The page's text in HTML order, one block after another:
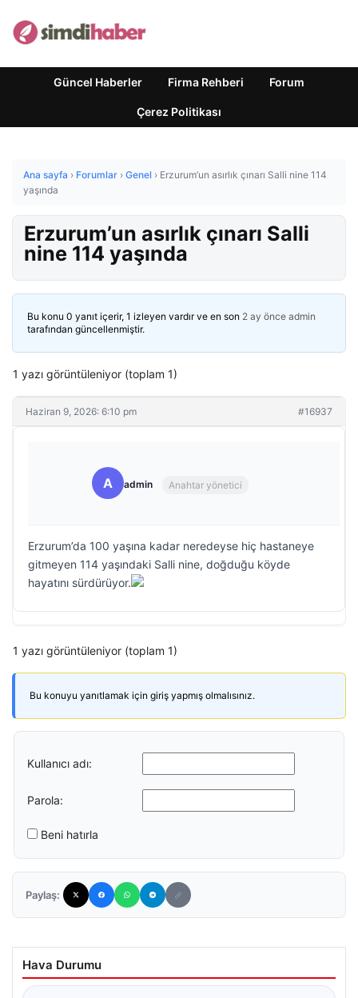
Güncel Haberler Firma Rehberi Forum
Çerez Politikası
Ana sayfa › Forumlar › Genel › Erzurum’un asırlık çınarı Salli nine 114
yaşında
Erzurum’un asırlık çınarı Salli
nine 114 yaşında
Bu konu 0 yanıt içerir, 1 izleyen vardır ve en son 2 ay önce admin
tarafından güncellenmiştir.
1 yazı görüntüleniyor (toplam 1)
Haziran 9, 2026: 6:10 pm #16937
A admin Anahtar yönetici
Erzurum’da 100 yaşına kadar neredeyse hiç hastaneye
gitmeyen 114 yaşındaki Salli nine, doğduğu köyde
hayatını sürdürüyor.
1 yazı görüntüleniyor (toplam 1)
Bu konuyu yanıtlamak için giriş yapmış olmalısınız.
Kullanıcı adı:
Parola:
Beni hatırla
Paylaş:
Hava Durumu